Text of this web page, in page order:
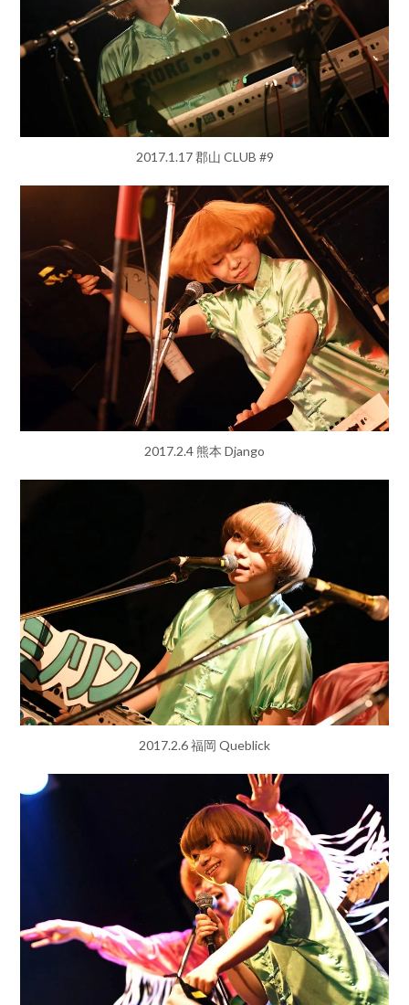
2017.1.17 郡山 CLUB #9
2017.2.4 熊本 Django
2017.2.6 福岡 Queblick